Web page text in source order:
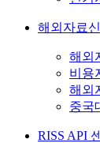
해외자료
해외
비용
해외
중국
RISS API